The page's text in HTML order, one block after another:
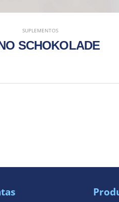
SUPLEMENTOS
SCHOKOLADE